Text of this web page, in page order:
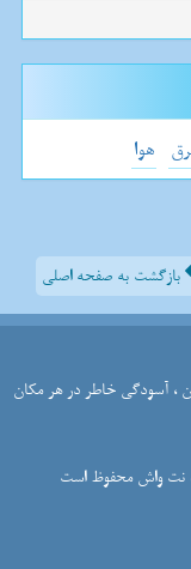
هوا
بازگشت به صفحه اصلی
، آسودگی خاطر در هر مکان